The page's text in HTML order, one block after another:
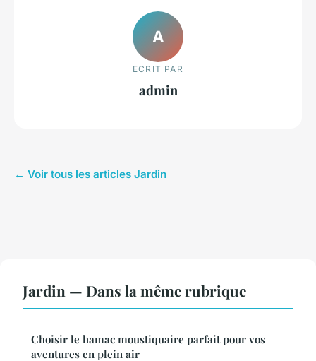
A
ECRIT PAR
admin
← Voir tous les articles Jardin
Jardin — Dans la même rubrique
Choisir le hamac moustiquaire parfait pour vos
aventures en plein air